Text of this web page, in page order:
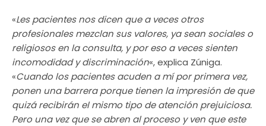
«Les pacientes nos dicen que a veces otros
profesionales mezclan sus valores, ya sean sociales o
religiosos en la consulta, y por eso a veces sienten
incomodidad y discriminación«, explica Zúniga.
«Cuando los pacientes acuden a mí por primera vez,
ponen una barrera porque tienen la impresión de que
quizá recibirán el mismo tipo de atención prejuiciosa.
Pero una vez que se abren al proceso y ven que este